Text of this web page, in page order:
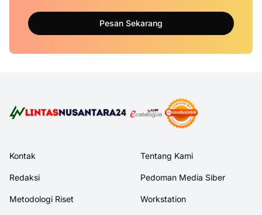
Pesan Sekarang
Kontak Tentang Kami
Redaksi Pedoman Media Siber
Metodologi Riset Workstation